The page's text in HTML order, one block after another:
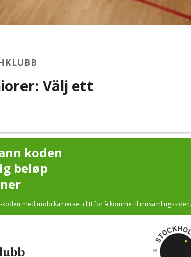
Välj ett
koden
beløp
koden med mobilkameraet ditt for å komme til innsamlingssiden.